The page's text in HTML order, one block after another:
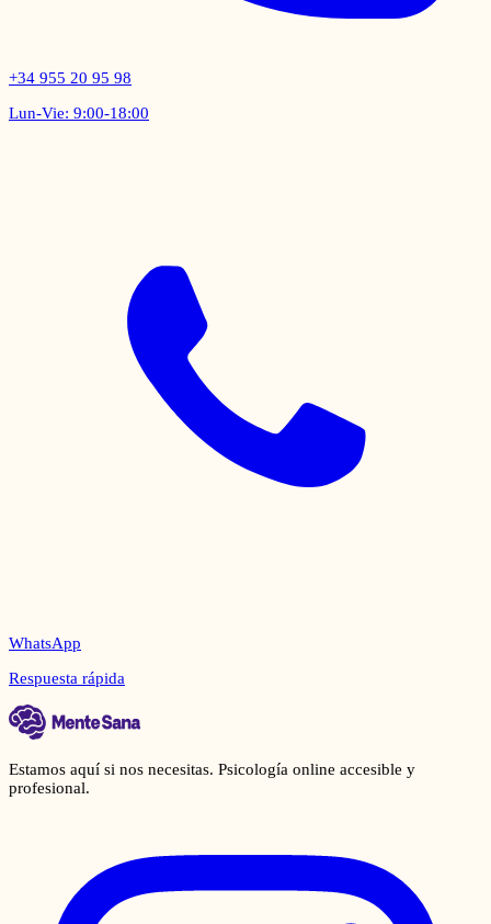
+34 955 20 95 98
Lun-Vie: 9:00-18:00
WhatsApp
Respuesta rápida
Estamos aquí si nos necesitas. Psicología online accesible y
profesional.